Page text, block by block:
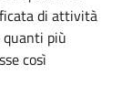
di attività
più
così